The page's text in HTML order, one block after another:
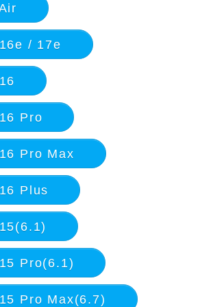
/ 17e
Pro
Pro Max
Plus
Pro(6.1)
Pro Max(6.7)